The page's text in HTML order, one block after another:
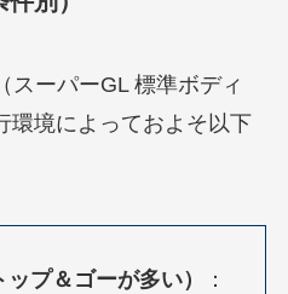
スーパーGL 標準ボディ
環境によっておよそ以下
プ＆ゴーが多い）
：